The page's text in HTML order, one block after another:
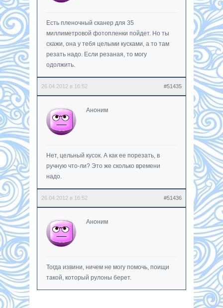
Есть пленочный сканер для 35
миллиметровой фотопленки пойдет. Но ты
скажи, она у тебя целыми кусками, а то там
резать надо. Если резаная, то могу
одолжить.
26.04.2012 в 16:52 #51435
Аноним
Нет, цельный кусок. А как ее порезать, в
ручную что-ли? Это же сколько времени
надо.
26.04.2012 в 16:52 #51436
Аноним
Тогда извини, ничем не могу помочь, поищи
такой, который рулоны берет.